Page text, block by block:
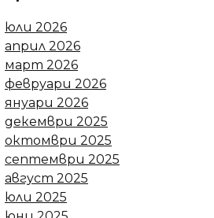
юли 2026
април 2026
март 2026
февруари 2026
януари 2026
декември 2025
октомври 2025
септември 2025
август 2025
юли 2025